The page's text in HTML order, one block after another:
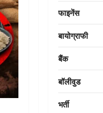
फाइनेंस
बायोग्राफी
बैंक
बॉलीवुड
भर्ती